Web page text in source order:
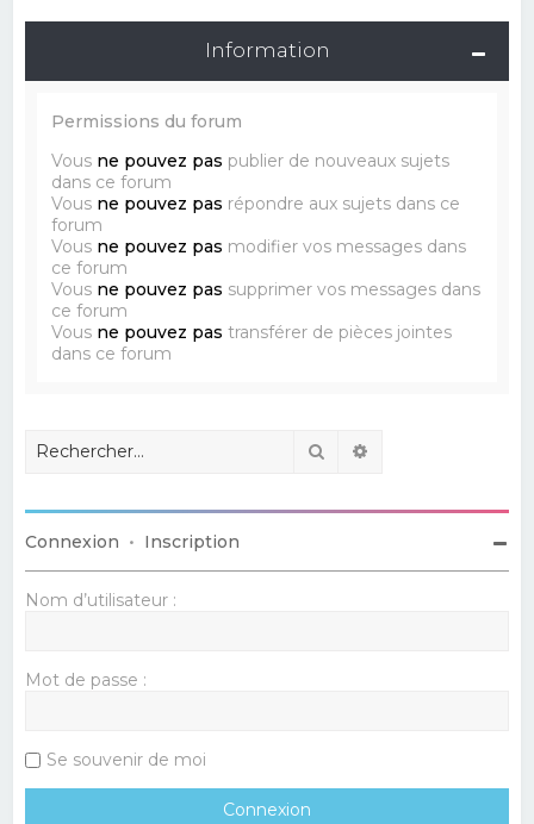
Information
Permissions du forum
Vous ne pouvez pas publier de nouveaux sujets
dans ce forum
Vous ne pouvez pas répondre aux sujets dans ce
forum
Vous ne pouvez pas modifier vos messages dans
ce forum
Vous ne pouvez pas supprimer vos messages dans
ce forum
Vous ne pouvez pas transférer de pièces jointes
dans ce forum
Rechercher
Connexion • Inscription
Nom d’utilisateur :
Mot de passe :
Se souvenir de moi